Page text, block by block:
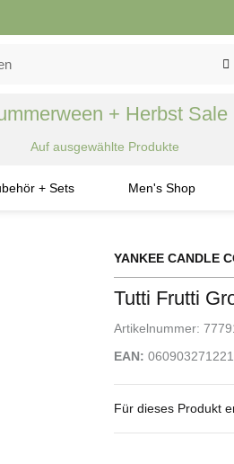
+ Herbst Sale
Auf ausgewählte Produkte
+ Sets Men's Shop
YANKEE CANDLE
Tutti Frutti
Artikelnummer:
EAN:
Für dieses Produkt